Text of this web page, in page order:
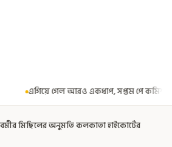
পে কমিশন গঠনের একাধিক শর্ত ঘোষণা করে
মিছিলের অনুমতি কলকাতা হাইকোর্টের